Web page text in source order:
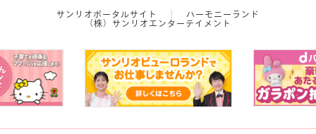
サンリオポータルサイト
ハーモニーランド
（株）サンリオエンターテイメント